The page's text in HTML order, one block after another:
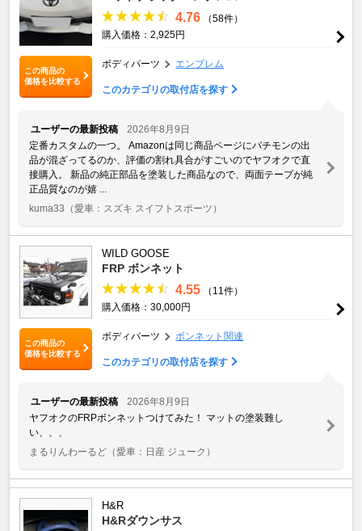
この商品の
価格を比較する
4.76
（58件）
購入価格：2,925円
ボディパーツ エンブレム
このカテゴリの取付店を探す
ユーザーの最新投稿
2026年8月9日
定番カスタムの一つ。 Amazonは同じ商品ページにパチモンの出
品が混ざってるのか、評価の割れ具合がすごいのでヤフオクで直
接購入。 新品の純正部品を塗装した商品なので、両面テープが純
正品質なのが嬉 ...
kuma33 （愛車：スズキ スイフトスポーツ）
この商品の
価格を比較する
WILD GOOSE
FRP ボンネット
4.55
（11件）
購入価格：30,000円
ボディパーツ ボンネット関連
このカテゴリの取付店を探す
ユーザーの最新投稿
2026年8月9日
ヤフオクのFRPボンネットつけてみた！ マットの塗装難し
い、、、
まるりんわーるど （愛車：日産 ジューク）
H&R
H&Rダウンサス